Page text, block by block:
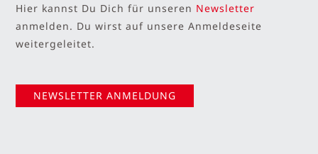
Hier kannst Du Dich für unseren Newsletter
anmelden. Du wirst auf unsere Anmeldeseite
weitergeleitet.
NEWSLETTER ANMELDUNG